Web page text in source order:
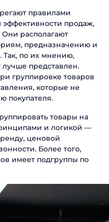
правилами
продаж,
располагают
предназначению и
Так, по их мнению,
представлен.
группировке товаров
которые не
покупателя.
товары на
и логикой —
ценовой
Более того,
имеет подгруппы по